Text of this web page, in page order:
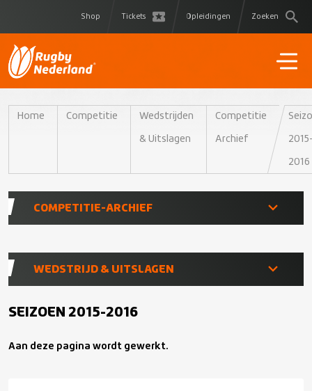
Shop Tickets Opleidingen Zoeken
Home Competitie Wedstrijden
& Uitslagen
Competitie
Archief
2016
COMPETITIE-ARCHIEF
Seizoen 2020-2021
WEDSTRIJD & UITSLAGEN
Seizoen 2026-2027
Seizoen 2025-2026
SEIZOEN 2015-2016
Aan deze pagina wordt gewerkt.